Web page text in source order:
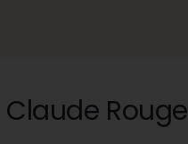
Claude Rouge